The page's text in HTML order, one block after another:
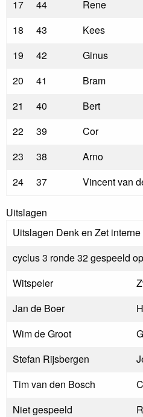
17
44 Rene
18
43 Kees
19
42 Ginus
20
41 Bram
21
40 Bert
22
39 Cor
23
38 Arno
24
37 Vincent van
Uitslagen
Uitslagen Denk en Zet
cyclus 3 ronde 32 gespeeld
Witspeler
Jan de Boer
Wim de Groot
Stefan Rijsbergen
Tim van den Bosch
Niet gespeeld